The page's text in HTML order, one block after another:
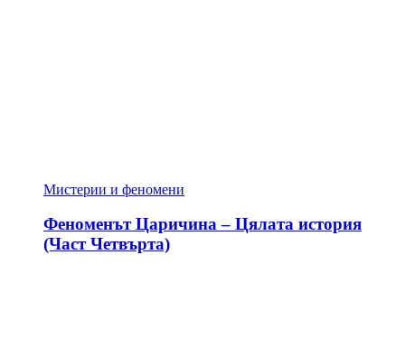
Мистерии и феномени
Феноменът Царичина – Цялата история
(Част Четвърта)